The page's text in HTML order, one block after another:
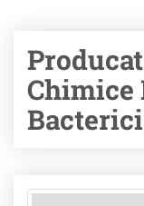
Chimice